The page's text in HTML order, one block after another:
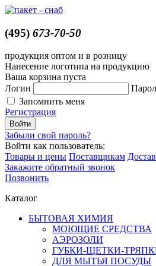
(495) 673-70-50
продукция оптом и в розницу
Нанесение логотипа на продукцию
Ваша корзина пуста
Логин
Запомнить меня
Регистрация
Забыли свой пароль?
Войти как пользователь:
Товары и цены Поставщикам
Закажите обратный звонок
Позвонить
Каталог
БЫТОВАЯ ХИМИЯ
МОЮЩИЕ СРЕДСТВА
АЭРОЗОЛИ
ГУБКИ-ЩЕТКИ-
ДЛЯ МЫТЬЯ ПОСУДЫ